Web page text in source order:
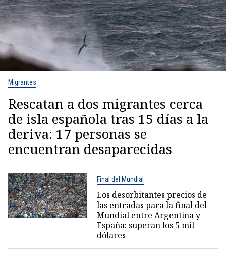
Migrantes
Rescatan a dos migrantes cerca
de isla española tras 15 días a la
deriva: 17 personas se
encuentran desaparecidas
Final del Mundial
Los desorbitantes precios de
las entradas para la final del
Mundial entre Argentina y
España: superan los 5 mil
dólares